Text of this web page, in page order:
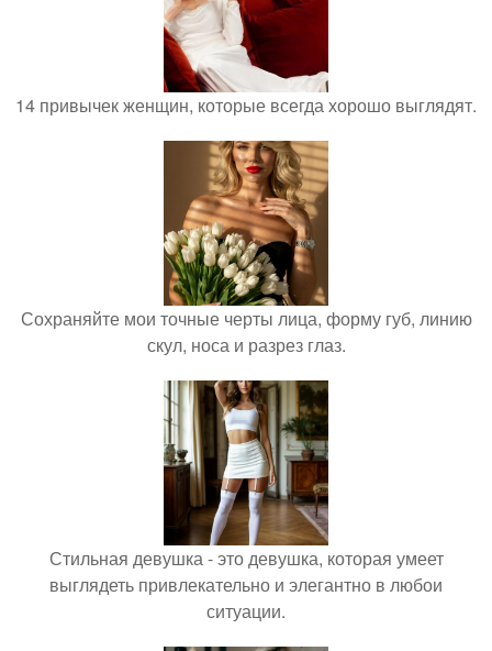
14 привычек женщин, которые всегда хорошо выглядят.
Сохраняйте мои точные черты лица, форму губ, линию
скул, носа и разрез глаз.
Стильная девушка - это девушка, которая умеет
выглядеть привлекательно и элегантно в любои
ситуации.